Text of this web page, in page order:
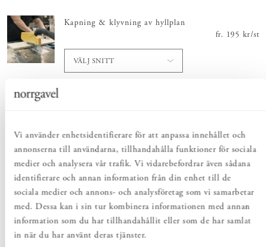
Vi använder enhetsidentifierare för att anpassa innehållet och
annonserna till användarna, tillhandahålla funktioner för sociala
medier och analysera vår trafik. Vi vidarebefordrar även sådana
identifierare och annan information från din enhet till de
sociala medier och annons- och analysföretag som vi samarbetar
med. Dessa kan i sin tur kombinera informationen med annan
information som du har tillhandahållit eller som de har samlat
in när du har använt deras tjänster.
Kapning & klyvning av hyllplan
fr. Pris :195
195 kr/st
VÄLJ SNITT
1 200 kr
Lägg i varukorgen
PRODUKTBESKRIVNING
Norrgavels Hyllplan Rundat i massiv björk har mått för att passa
Sparring konsol 27 samt Konsol rundad-rak 28,5. Hyllplanets